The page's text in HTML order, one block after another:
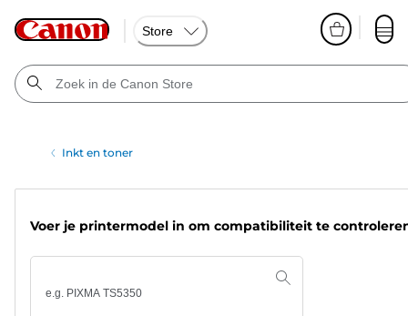
Store
Inkt en toner
Voer je printermodel in om compatibiliteit te